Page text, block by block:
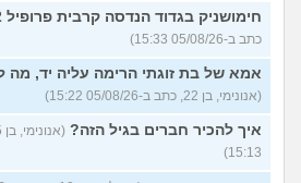
בטיילת או מועדון?
(רואי, בן
26)
לוקח אותי לדייטים גרועים
האם להמשיך?
(נטע, בת 21)
עוד שאלות חדשות
חימושניק בגדוד הנדסה קרבית פרופיל 72?
כתב ב-05/08/26 15:33)
אמא של בת זוגתי הרימה עליה יד, מה
(אנונימי, בן 22, כתב ב-05/08/26 15:22)
איך להכיר חברים בגיל הזה?
15:13)